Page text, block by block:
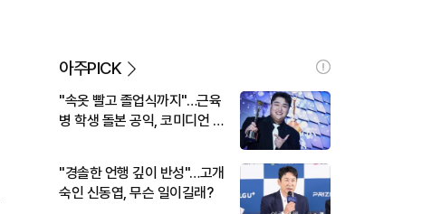
아주PICK
"속옷 빨고 졸업식까지"…근육
병 학생 돌본 공익, 코미디언 김
"경솔한 언행 깊이 반성"…고개
숙인 신동엽, 무슨 일이길래?